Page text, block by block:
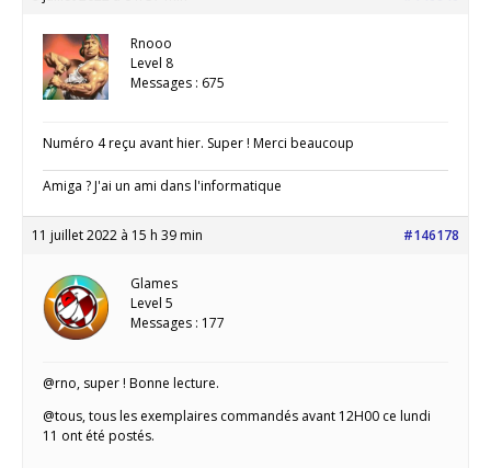
Rnooo
Level 8
Messages : 675
Numéro 4 reçu avant hier. Super ! Merci beaucoup
Amiga ? J'ai un ami dans l'informatique
11 juillet 2022 à 15 h 39 min #146178
Glames
Level 5
Messages : 177
@rno, super ! Bonne lecture.
@tous, tous les exemplaires commandés avant 12H00 ce lundi
11 ont été postés.